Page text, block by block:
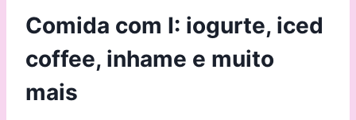
Comida com I: iogurte, iced
coffee, inhame e muito
mais